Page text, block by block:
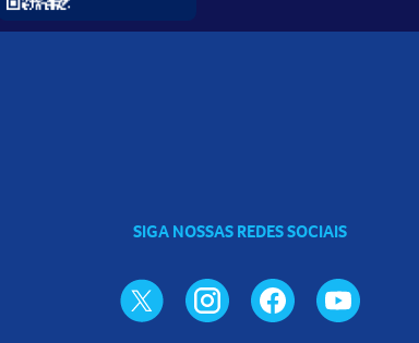
SIGA NOSSAS REDES SOCIAIS